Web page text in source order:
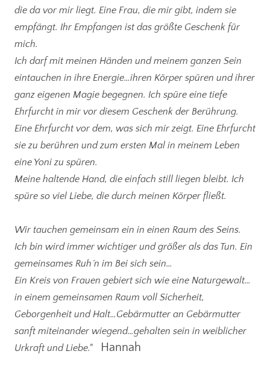
die da vor mir liegt. Eine Frau, die mir gibt, indem sie
empfängt. Ihr Empfangen ist das größte Geschenk für
mich.
Ich darf mit meinen Händen und meinem ganzen Sein
eintauchen in ihre Energie…ihren Körper spüren und ihrer
ganz eigenen Magie begegnen. Ich spüre eine tiefe
Ehrfurcht in mir vor diesem Geschenk der Berührung.
Eine Ehrfurcht vor dem, was sich mir zeigt. Eine Ehrfurcht
sie zu berühren und zum ersten Mal in meinem Leben
eine Yoni zu spüren.
Meine haltende Hand, die einfach still liegen bleibt. Ich
spüre so viel Liebe, die durch meinen Körper fließt.
Wir tauchen gemeinsam ein in einen Raum des Seins.
Ich bin wird immer wichtiger und größer als das Tun. Ein
gemeinsames Ruh´n im Bei sich sein…
Ein Kreis von Frauen gebiert sich wie eine Naturgewalt…
in einem gemeinsamen Raum voll Sicherheit,
Geborgenheit und Halt…Gebärmutter an Gebärmutter
sanft miteinander wiegend…gehalten sein in weiblicher
Urkraft und Liebe."
Hannah